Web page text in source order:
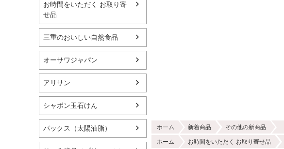
お時間をいただく お取り寄
せ品
三重のおいしい自然食品
オーサワジャパン
アリサン
シャボン玉石けん
パックス（太陽油脂） ホーム 新着商品 その他の新商品
ホーム お時間をいただく お取り寄せ品